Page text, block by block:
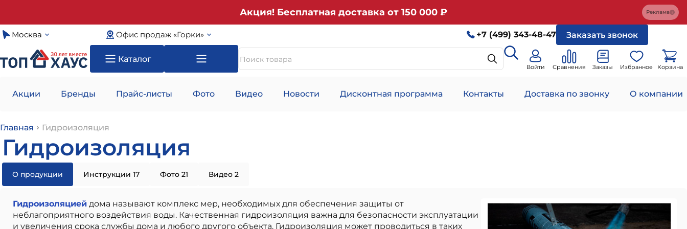
Акция! Бесплатная доставка от 150 000 ₽ Реклама
Москва Офис продаж «Горки» +7 (499) 343-48-47 Заказать звонок
Каталог
Войти Сравнения Заказы Избранное Корзина
Акции Бренды Прайс-листы Фото Видео Новости Дисконтная программа Контакты Доставка по звонку О компании
Главная Гидроизоляция
Гидроизоляция
О продукции Инструкции 17 Фото 21 Видео 2
Гидроизоляцией дома называют комплекс мер, необходимых для обеспечения защиты от
неблагоприятного воздействия воды. Качественная гидроизоляция важна для безопасности эксплуатации
и увеличения срока службы дома и любого другого объекта. Гидроизоляция может проводиться в таких